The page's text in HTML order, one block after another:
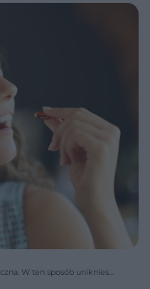
W ten sposób unikniesz